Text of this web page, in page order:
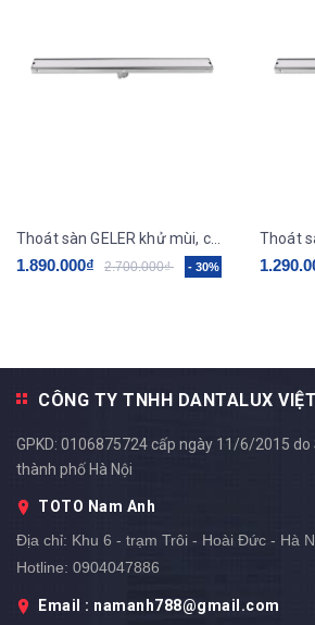
Thoát sàn GELER khử mùi, chống côn trùng GL14
1.890.000₫ 2.700.000₫ - 30%
CÔNG TY TNHH DANTALUX
GPKD: 0106875724 cấp ngày 11/6/2015
thành phố Hà Nội
TOTO Nam Anh
Địa chỉ: Khu 6 - trạm Trôi - Hoài Đức - Hà
Hotline: 0904047886
Email : namanh788@gmail.com